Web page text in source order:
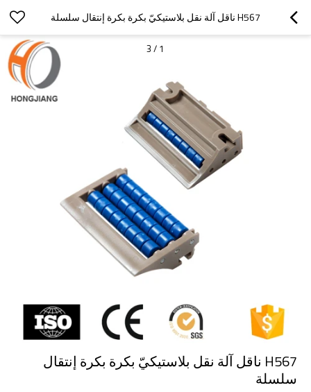
H567 ناقل آلة نقل بلاستيكيّ بكرة بكرة إنتقال سلسلة
1
/
3
H567 ناقل آلة نقل بلاستيكيّ بكرة بكرة إنتقال
سلسلة